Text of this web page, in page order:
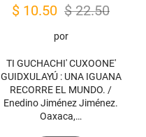
$22.50
Original
price
$ 22.50.
$ 10.50 Current
price
$ 10.50.
por
TI GUCHACHI' CUXOONE'
GUIDXULAYÚ : UNA IGUANA
RECORRE EL MUNDO. /
Enedino Jiménez Jiménez.
Oaxaca,…